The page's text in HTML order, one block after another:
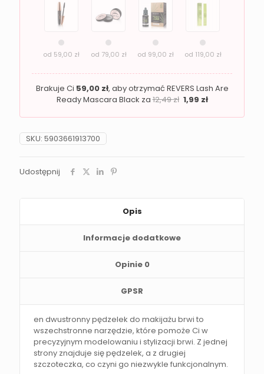
od 59,00 zł od 79,00 zł od 99,00 zł od 119,00 zł
Brakuje Ci 59,00 zł, aby otrzymać REVERS Lash Are
Ready Mascara Black za12,49zł 1,99 zł
SKU: 5903661913700
Udostępnij
Opis
Informacje dodatkowe
Opinie 0
GPSR
en dwustronny pędzelek do makijażu brwi to
wszechstronne narzędzie, które pomoże Ci w
precyzyjnym modelowaniu i stylizacji brwi. Z jednej
strony znajduje się pędzelek, a z drugiej
szczoteczka, co czyni go niezwykle funkcjonalnym.